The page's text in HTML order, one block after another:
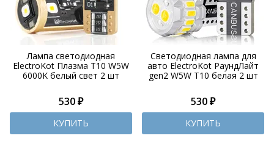
Лампа светодиодная
ElectroKot Плазма T10 W5W
6000K белый свет 2 шт
530 ₽
КУПИТЬ
Светодиодная лампа для
авто ElectroKot РаундЛайт
gen2 W5W T10 белая 2 шт
530 ₽
КУПИТЬ